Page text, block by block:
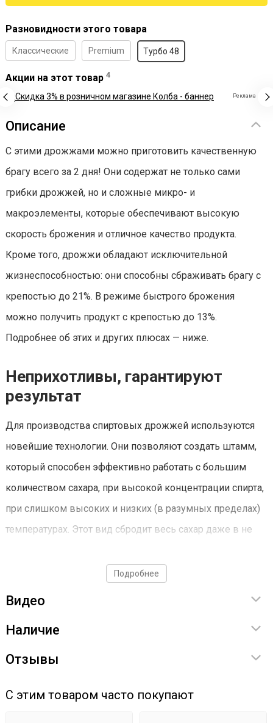
Разновидности этого товара
Классические Premium Турбо 48
Акции на этот товар 4
Реклама
Описание
С этими дрожжами можно приготовить качественную
брагу всего за 2 дня! Они содержат не только сами
грибки дрожжей, но и сложные микро- и
макроэлементы, которые обеспечивают высокую
скорость брожения и отличное качество продукта.
Кроме того, дрожжи обладают исключительной
жизнеспособностью: они способны сбраживать брагу с
крепостью до 21%. В режиме быстрого брожения
можно получить продукт с крепостью до 13%.
Подробнее об этих и других плюсах — ниже.
Неприхотливы, гарантируют
результат
Для производства спиртовых дрожжей используются
новейшие технологии. Они позволяют создать штамм,
который способен эффективно работать с большим
количеством сахара, при высокой концентрации спирта,
при слишком высоких и низких (в разумных пределах)
температурах. Этот вид сбродит весь сахар даже в не
брагу той крепости, которая заявлена производителем.
Реактивное брожение – брага за 2
дня!
Если поджимают сроки или просто не хочется долго
сроки. Смесь высокоактивных микроэлементов и
Подробнее
Видео
Наличие
Отзывы
С этим товаром часто покупают